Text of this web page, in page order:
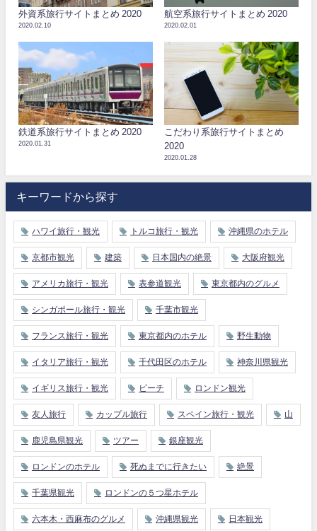
外資系旅行サイトまとめ 2020
2020.02.10
航空系旅行サイトまとめ 2020
2020.02.01
鉄道系旅行サイトまとめ 2020
2020.01.31
こだわり系旅行サイトまとめ
2020
2020.01.28
キーワードから探す
ハワイ旅行・観光 トルコ旅行・観光 沖縄県のホテル
京都市観光 建築 日本国内の絶景 大阪府観光
アメリカ旅行・観光 表参道観光 東京都内のグルメ
シンガポール旅行・観光 千葉市観光
フランス旅行・観光 東京都内のホテル 野生動物
イタリア旅行・観光 千代田区のホテル 神奈川県観光
イギリス旅行・観光 ビーチ ロンドン観光
友人旅行 カップル旅行 スペイン旅行・観光 山
鹿児島県観光 ツアー 銀座観光
ロンドンのホテル 死ぬまでに行きたい 絶景
千葉県観光 ロンドンの５つ星ホテル
六本木・西麻布のグルメ 沖縄県観光 日本観光